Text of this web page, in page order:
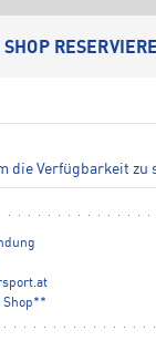
SHOP
die Verfügbarkeit zu
Shop**